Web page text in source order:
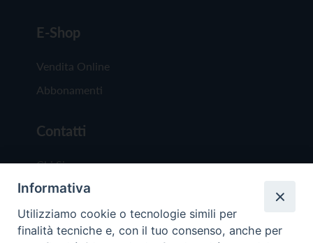
E-Shop
Vendita Online
Abbonamenti
Contatti
Chi Siamo
Redazione
Scrivici
Informativa
Utilizziamo cookie o tecnologie simili per
finalità tecniche e, con il tuo consenso, anche per